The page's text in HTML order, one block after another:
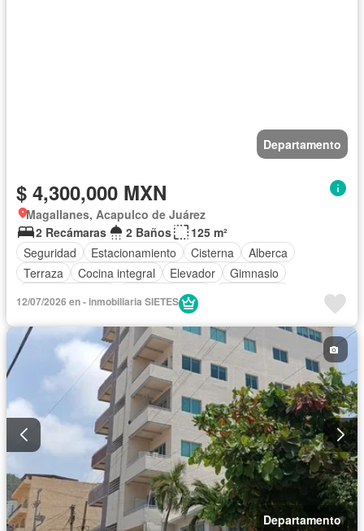
Departamento
$ 4,300,000 MXN
Magallanes, Acapulco de Juárez
2 Recámaras
2 Baños
125 m²
Seguridad
Estacionamiento Cisterna
Alberca
Terraza
Cocina integral Elevador
Gimnasio
Sala polivalente
Electricidad
Cuarto de Limpieza
Cancha de tenis
Caseta de vigilancia
Sin amueblar
12/07/2026 en - inmobiliaria SIETES
Departamento